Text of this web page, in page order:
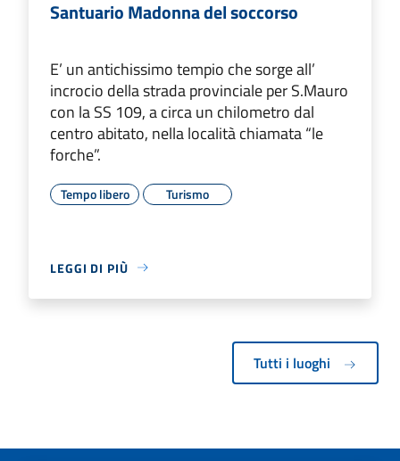
Santuario Madonna del soccorso
E’ un antichissimo tempio che sorge all’
incrocio della strada provinciale per S.Mauro
con la SS 109, a circa un chilometro dal
centro abitato, nella località chiamata “le
forche”.
Tempo libero Turismo
LEGGI DI PIÙ
Tutti i luoghi